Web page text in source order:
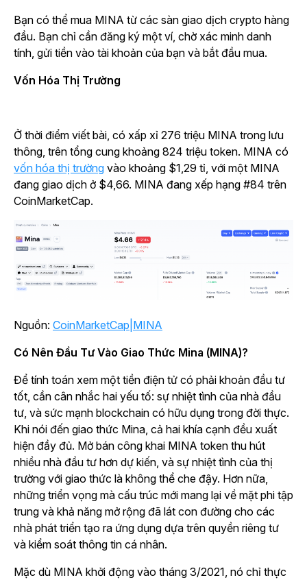
Bạn có thể mua MINA từ các sàn giao dịch crypto hàng
đầu. Bạn chỉ cần đăng ký một ví, chờ xác minh danh
tính, gửi tiền vào tài khoản của bạn và bắt đầu mua.
Vốn Hóa Thị Trường
Ở thời điểm viết bài, có xấp xỉ 276 triệu MINA trong lưu
thông, trên tổng cung khoảng 824 triệu token. MINA có
vốn hóa thị trường vào khoảng $1,29 tỉ, với một MINA
đang giao dịch ở $4,66. MINA đang xếp hạng #84 trên
CoinMarketCap.
Nguồn: CoinMarketCap|MINA
Có Nên Đầu Tư Vào Giao Thức Mina (MINA)?
Để tính toán xem một tiền điện tử có phải khoản đầu tư
tốt, cần cân nhắc hai yếu tố: sự nhiệt tình của nhà đầu
tư, và sức mạnh blockchain có hữu dụng trong đời thực.
Khi nói đến giao thức Mina, cả hai khía cạnh đều xuất
hiện đầy đủ. Mở bán công khai MINA token thu hút
nhiều nhà đầu tư hơn dự kiến, và sự nhiệt tình của thị
trường với giao thức là không thể che đậy. Hơn nữa,
những triển vọng mà cấu trúc mới mang lại về mặt phi tập
trung và khả năng mở rộng đã lát con đường cho các
nhà phát triển tạo ra ứng dụng dựa trên quyền riêng tư
và kiểm soát thông tin cá nhân.
Mặc dù MINA khởi động vào tháng 3/2021, nó chỉ thực